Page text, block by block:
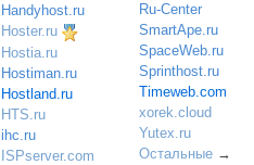
Handyhost.ru
Hoster.ru
Hostia.ru
Hostiman.ru
Hostland.ru
HTS.ru
ihc.ru
ISPserver.com
Ru-Center
SmartApe.ru
SpaceWeb.ru
Sprinthost.ru
Timeweb.com
xorek.cloud
Yutex.ru
Остальные →